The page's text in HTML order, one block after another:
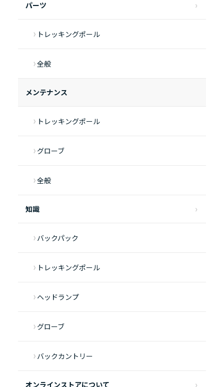
パーツ
トレッキングポール
全般
メンテナンス
トレッキングポール
グローブ
全般
知識
バックパック
トレッキングポール
ヘッドランプ
グローブ
バックカントリー
オンラインストアについて